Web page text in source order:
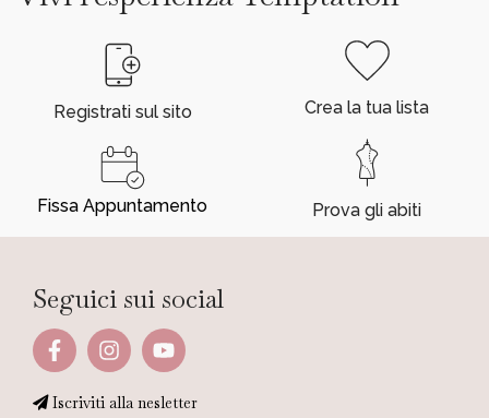
Registrati sul sito
Fissa Appuntamento
Crea la tua lista
Prova gli abiti
Seguici sui social
Iscriviti alla nesletter